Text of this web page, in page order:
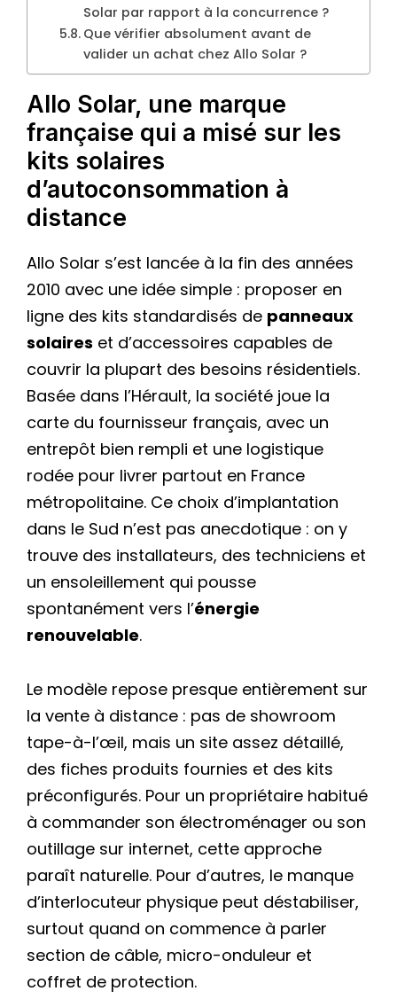
Solar par rapport à la concurrence ?
Que vérifier absolument avant de
valider un achat chez Allo Solar ?
Allo Solar, une marque
française qui a misé sur les
kits solaires
d’autoconsommation à
distance
Allo Solar s’est lancée à la fin des années
2010 avec une idée simple : proposer en
ligne des kits standardisés de panneaux
solaires et d’accessoires capables de
couvrir la plupart des besoins résidentiels.
Basée dans l’Hérault, la société joue la
carte du fournisseur français, avec un
entrepôt bien rempli et une logistique
rodée pour livrer partout en France
métropolitaine. Ce choix d’implantation
dans le Sud n’est pas anecdotique : on y
trouve des installateurs, des techniciens et
un ensoleillement qui pousse
spontanément vers l’énergie
renouvelable.
Le modèle repose presque entièrement sur
la vente à distance : pas de showroom
tape-à-l’œil, mais un site assez détaillé,
des fiches produits fournies et des kits
préconfigurés. Pour un propriétaire habitué
à commander son électroménager ou son
outillage sur internet, cette approche
paraît naturelle. Pour d’autres, le manque
d’interlocuteur physique peut déstabiliser,
surtout quand on commence à parler
section de câble, micro-onduleur et
coffret de protection.